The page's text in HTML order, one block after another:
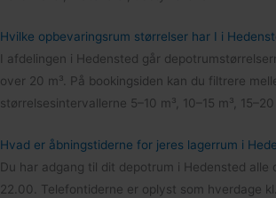
Hvilke opbevaringsrum størrelser har I i
I afdelingen i Hedensted går
over 20 m³. På bookingsiden kan du filtrere
størrelsesintervallerne 5–10 m³, 10–15 m³,
Hvad er åbningstiderne for jeres lagerrum i
Du har adgang til dit depotrum i Hedensted alle
22.00. Telefontiderne er oplyst som hverdage